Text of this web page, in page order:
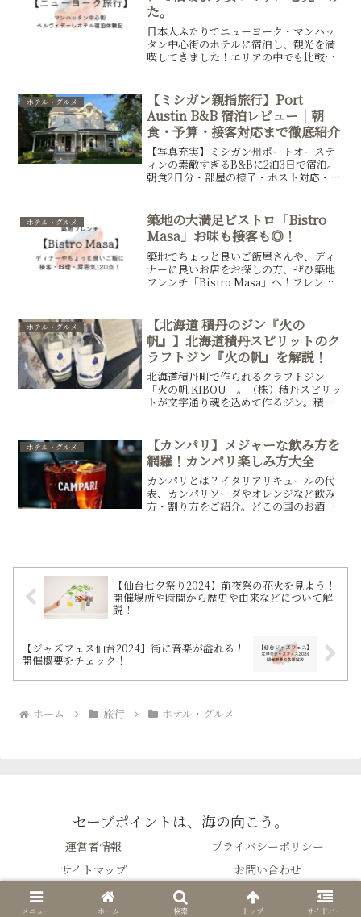
た。
日本人ふたりでニューヨーク・マンハッ
タン中心街のホテルに宿泊し、観光を満
喫してきました！エリアの中でも比較的
ルを探している方必見です。観光地まで
の所要時間や、デメリットなどもまとめ
ました。
ホテル・グルメ
【ミシガン親指旅行】Port
Austin B&B 宿泊レビュー｜朝
食・予算・接客対応まで徹底紹介
【写真充実】ミシガン州ポートオーステ
ィンの素敵すぎるB&Bに2泊3日で宿泊。
朝食2日分・部屋の様子・ホスト対応・宿
ホテル・グルメ
築地の大満足ビストロ「Bistro
Masa」お味も接客も◎！
築地でちょっと良いご飯屋さんや、ディ
ナーに良いお店をお探しの方、ぜひ築地
フレンチ「Bistro Masa」へ！フレンチ
写真と一緒にご覧ください
ホテル・グルメ
【北海道 積丹のジン『火の
帆』】北海道積丹スピリットのク
ラフトジン『火の帆』を解説！
北海道積丹町で作られるクラフトジン
「火の帆 KIBOU」。（株）積丹スピリッ
トが文字通り魂を込めて作るジン。積丹
ートがオススメですが、ソーダ割りやジ
ントニックなどでも楽しめます。ぜひ一
度この感動を味わってもらいたいです！
ホテル・グルメ
【カンパリ】メジャーな飲み方を
網羅！カンパリ楽しみ方大全
カンパリとは？イタリアリキュールの代
表、カンパリソーダやオレンジなど飲み
方・割り方をご紹介。どこの国のお酒な
たでも挑戦しやすいレシピもあります◎
【仙台七夕祭り2024】前夜祭の花火を見よう！
開催場所や時間から歴史や由来などについて解
説！
【ジャズフェス仙台2024】街に音楽が溢れる！
開催概要をチェック！
ホーム 旅行 ホテル・グルメ
セーブポイントは、海の向こう。
運営者情報
プライバシーポリシー
サイトマップ
お問い合わせ
© 2023 セーブポイントは、海の向こう。.
メニュー ホーム 検索 トップ サイドバー